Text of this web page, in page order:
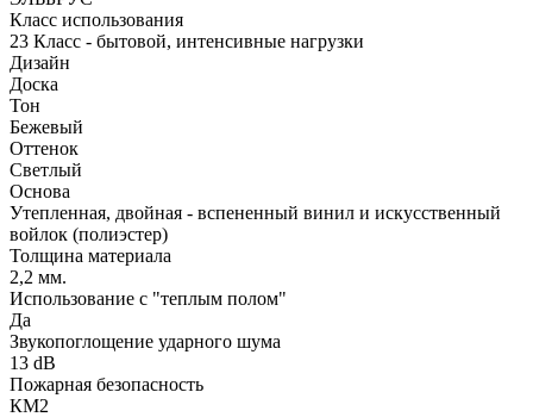
Класс использования
23 Класс - бытовой, интенсивные нагрузки
Дизайн
Доска
Тон
Бежевый
Оттенок
Светлый
Основа
Утепленная, двойная - вспененный винил и искусственный
войлок (полиэстер)
Толщина материала
2,2 мм.
Использование с "теплым полом"
Да
Звукопоглощение ударного шума
13 dB
Пожарная безопасность
КМ2